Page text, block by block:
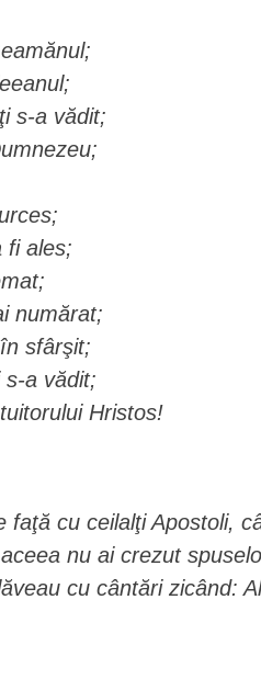
s-a vădit;
fi ales;
numărat;
sfârşit;
s-a vădit;
Hristos!
cu ceilalţi Apostoli,
nu ai crezut
cu cântări zicând: